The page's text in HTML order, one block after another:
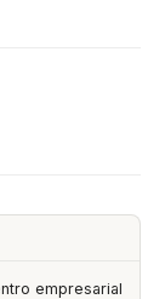
empresarial